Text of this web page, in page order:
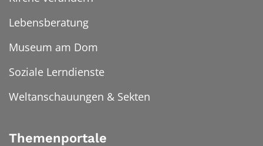
Lebensberatung
Museum am Dom
Soziale Lerndienste
Weltanschauungen & Sekten
Themenportale